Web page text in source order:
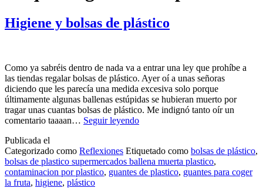
Higiene y bolsas de plástico
Como ya sabréis dentro de nada va a entrar una ley que prohíbe a
las tiendas regalar bolsas de plástico. Ayer oí a unas señoras
diciendo que les parecía una medida excesiva solo porque
últimamente algunas ballenas estúpidas se hubieran muerto por
tragar unas cuantas bolsas de plástico. Me indignó tanto oír un
comentario taaaan… Seguir leyendoHigiene
de
plástico
Publicada el
Categorizado como Reflexiones Etiquetado como bolsas de plástico,
bolsas de plastico supermercados ballena muerta plastico,
contaminacion por plastico, guantes de plastico, guantes para coger
la fruta, higiene, plástico